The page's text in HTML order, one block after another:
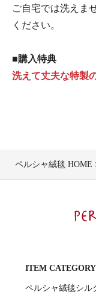
ご自宅では洗えま
ください。
■購入特典
洗えて丈夫な特製
ペルシャ絨毯 HOME
ITEM CATEGORY
ペルシャ絨毯シル